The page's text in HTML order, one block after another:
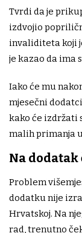
Tvrdi da je
izdvojio
invaliditeta koji
je kazao da ima
Iako će mu
mjesečni
kako će izdržati
malih primanja
Na dodatak
Problem
dodatku nije
Hrvatskoj. Na
rad, trenutno